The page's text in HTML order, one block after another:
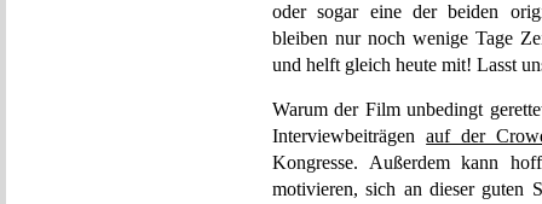
oder sogar eine der beiden
bleiben nur noch wenige Tage
und helft gleich heute mit! Lasst
Warum der Film unbedingt
Interviewbeiträgenauf der
Kongresse. Außerdem kann
motivieren, sich an dieser guten